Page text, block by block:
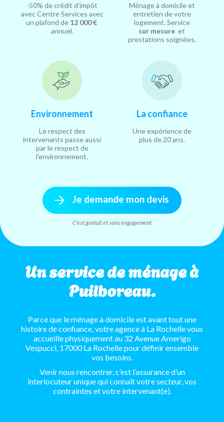
-50% de crédit d'impôt
avec Centre Services avec
un plafond de 12 000 €
annuel.
Ménage à domicile et
entretien de votre
logement. Service
sur mesure et
prestations soignées.
Environnement
Le respect des
intervenants passe aussi
par le respect de
l'environnement.
La confiance
Une expérience de
plus de 20 ans.
Je demande mon devis
C'est gratuit et sans engagement
Un service de ménage à
Puilboreau.
Parce que le ménage à domicile est avant tout une
histoire de confiance, votre agence à La Rochelle vous
accueille physiquement au 32 Avenue Amerigo
Vespucci, 17000 La Rochelle pour définir ensemble
vos besoins.
Venir nous rencontrer, c’est l’assurance d’un
interlocuteur unique qui connaît votre secteur, vos
contraintes et votre intervenant(e).